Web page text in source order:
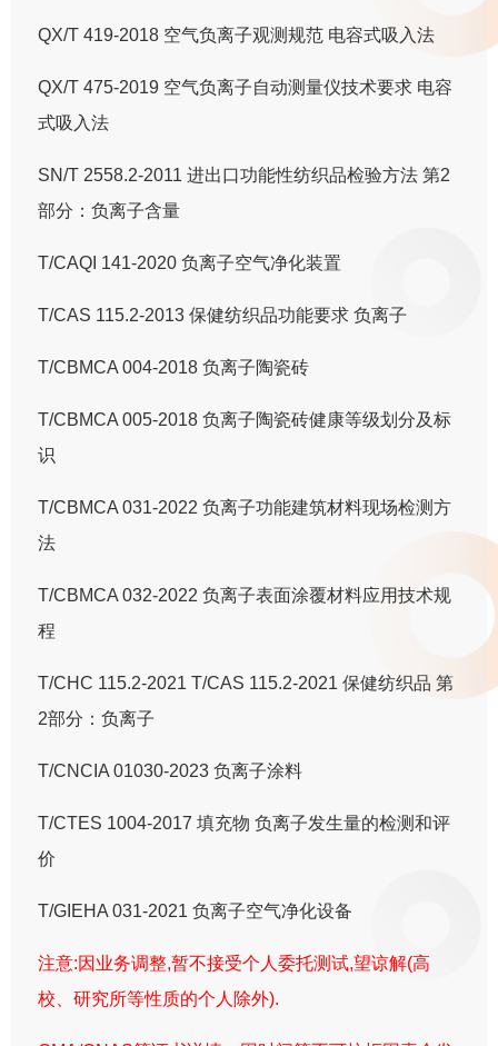
QX/T 419-2018 空气负离子观测规范 电容式吸入法
QX/T 475-2019 空气负离子自动测量仪技术要求 电容
式吸入法
SN/T 2558.2-2011 进出口功能性纺织品检验方法 第2
部分：负离子含量
T/CAQI 141-2020 负离子空气净化装置
T/CAS 115.2-2013 保健纺织品功能要求 负离子
T/CBMCA 004-2018 负离子陶瓷砖
T/CBMCA 005-2018 负离子陶瓷砖健康等级划分及标
识
T/CBMCA 031-2022 负离子功能建筑材料现场检测方
法
T/CBMCA 032-2022 负离子表面涂覆材料应用技术规
程
T/CHC 115.2-2021 T/CAS 115.2-2021 保健纺织品 第
2部分：负离子
T/CNCIA 01030-2023 负离子涂料
T/CTES 1004-2017 填充物 负离子发生量的检测和评
价
T/GIEHA 031-2021 负离子空气净化设备
注意:因业务调整,暂不接受个人委托测试,望谅解(高
校、研究所等性质的个人除外).